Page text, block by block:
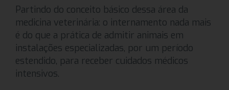
Partindo do conceito básico dessa área da
medicina veterinária: o internamento nada mais
é do que a prática de admitir animais em
instalações especializadas, por um período
estendido, para receber cuidados médicos
intensivos.